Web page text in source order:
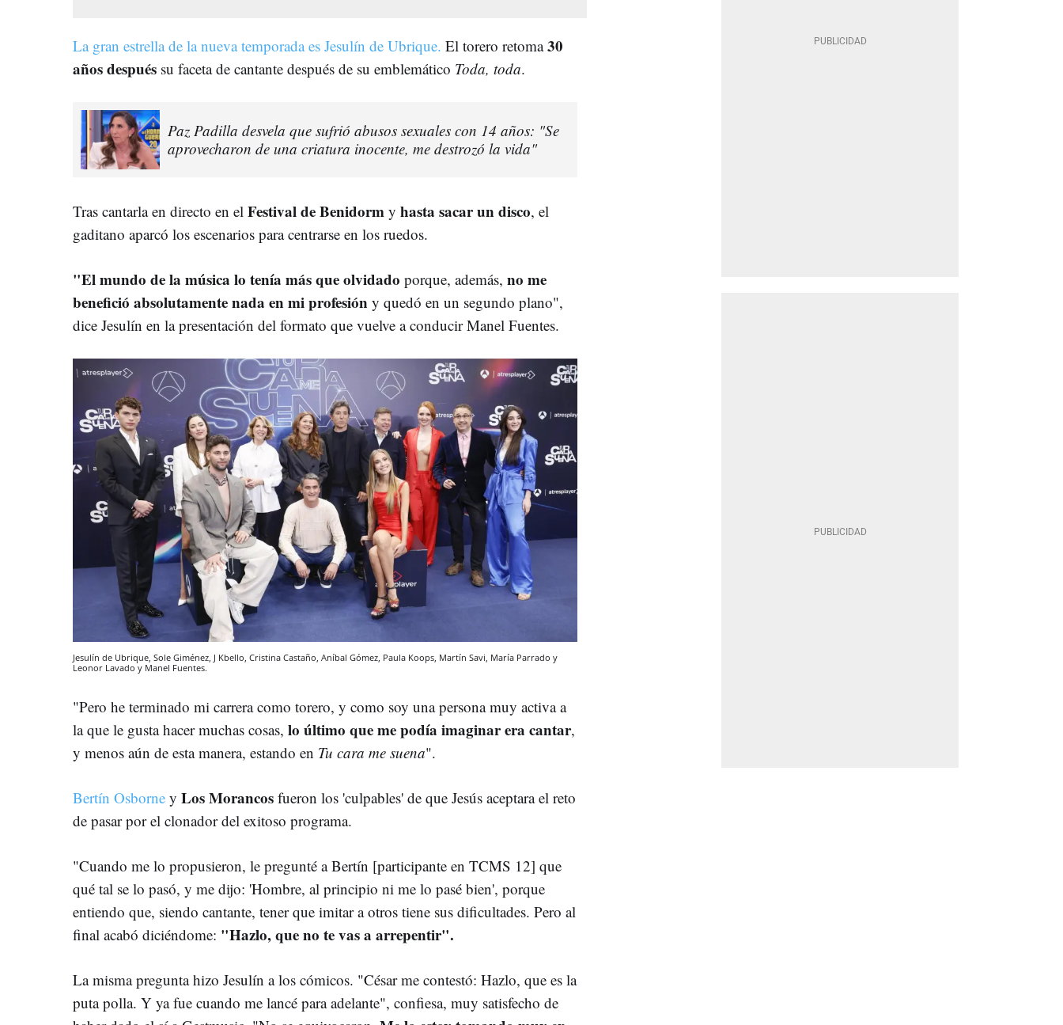
La gran estrella de la nueva temporada es Jesulín de Ubrique. El torero retoma30
años después su faceta de cantante después de su emblemático Toda, toda.
Paz Padilla desvela que sufrió abusos sexuales con 14 años: "Se
aprovecharon de una criatura inocente, me destrozó la vida"
Tras cantarla en directo en el Festival de Benidorm y hasta sacar un disco, el
gaditano aparcó los escenarios para centrarse en los ruedos.
"El mundo de la música lo tenía más que olvidado porque, además, no me
benefició absolutamente nada en mi profesión y quedó en un segundo plano",
dice Jesulín en la presentación del formato que vuelve a conducir Manel Fuentes.
Jesulín de Ubrique, Sole Giménez, J Kbello, Cristina Castaño, Aníbal Gómez, Paula Koops, Martín Savi, María Parrado y
Leonor Lavado y Manel Fuentes.
"Pero he terminado mi carrera como torero, y como soy una persona muy activa a
la que le gusta hacer muchas cosas, lo último que me podía imaginar era cantar,
y menos aún de esta manera, estando en Tu cara me suena".
Bertín Osborne y Los Morancos fueron los 'culpables' de que Jesús aceptara el reto
de pasar por el clonador del exitoso programa.
"Cuando me lo propusieron, le pregunté a Bertín [participante en TCMS 12] que
qué tal se lo pasó, y me dijo: 'Hombre, al principio ni me lo pasé bien', porque
entiendo que, siendo cantante, tener que imitar a otros tiene sus dificultades. Pero al
final acabó diciéndome: "Hazlo, que no te vas a arrepentir".
La misma pregunta hizo Jesulín a los cómicos. "César me contestó: Hazlo, que es la
puta polla. Y ya fue cuando me lancé para adelante", confiesa, muy satisfecho de